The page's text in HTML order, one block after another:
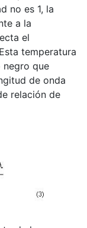
no es 1, la
a la
el
temperatura
negro que
de onda
relación de